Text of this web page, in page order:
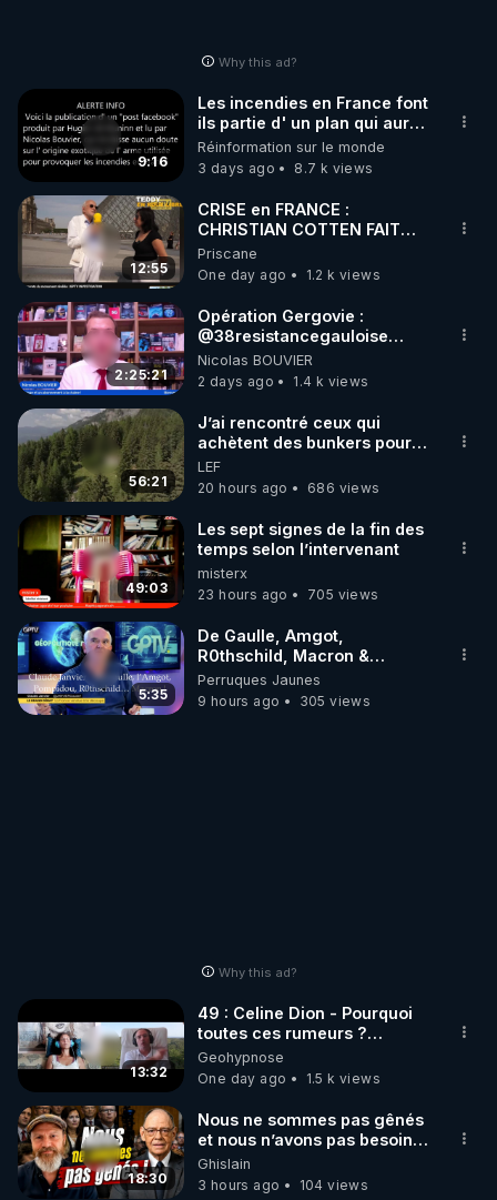
Why this ad?
9:16
Les incendies en France font
ils partie d' un plan qui aurait
débuté le 11 septembre 2001
?
Réinformation sur le monde
3 days ago
8.7 k views
12:55
CRISE en FRANCE :
CHRISTIAN COTTEN FAIT
une étrange découverte
Priscane
One day ago
1.2 k views
2:25:21
Opération Gergovie :
‪@38resistancegauloise‬
‪@MarionSigautOfficiel‬
‪@gladysriifard5710‬ Laëtitia
Nicolas BOUVIER
2 days ago
1.4 k views
56:21
J’ai rencontré ceux qui
achètent des bunkers pour
survivre à la fin du monde
LEF
20 hours ago
686 views
49:03
Les sept signes de la fin des
temps selon l’intervenant
misterx
23 hours ago
705 views
5:35
De Gaulle, Amgot,
R0thschild, Macron &
Pompidou… Macron Claude
Janvier, GPTV, 18 X 2024
Perruques Jaunes
9 hours ago
305 views
Why this ad?
13:32
49 : Celine Dion - Pourquoi
toutes ces rumeurs ?
Enquête sous hypnose
Geohypnose
One day ago
1.5 k views
18:30
Nous ne sommes pas gênés
et nous n’avons pas besoin
de nous excuser ! #jw
#jehovah #collegecentral
Ghislain
3 hours ago
104 views